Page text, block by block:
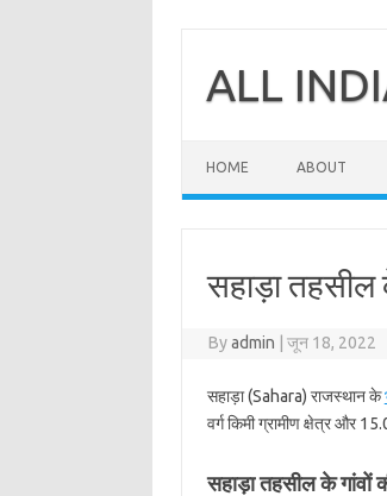
contentALL
HOME ABOUT
सहाड़ा तहसील
Byadmin जून 18, 2022
सहाड़ा (Sahara) राजस्थान के
वर्ग किमी ग्रामीण क्षेत्र और
सहाड़ा तहसील के